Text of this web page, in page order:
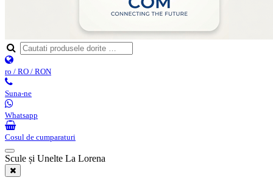
ro / RO / RON
Suna-ne
Whatsapp
Cosul de cumparaturi
Scule și Unelte La Lorena